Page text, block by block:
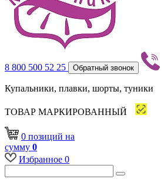
8 800 500 52 25 Обратный звонок
Купальники, плавки, шорты, туники
ТОВАР МАРКИРОВАННЫЙ
0 позиций на
сумму 0
Избранное 0